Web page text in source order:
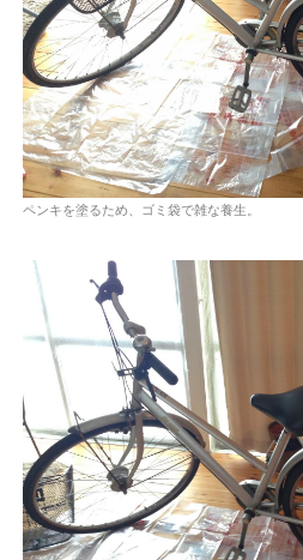
ペンキを塗るため、ゴミ袋で雑な養生。